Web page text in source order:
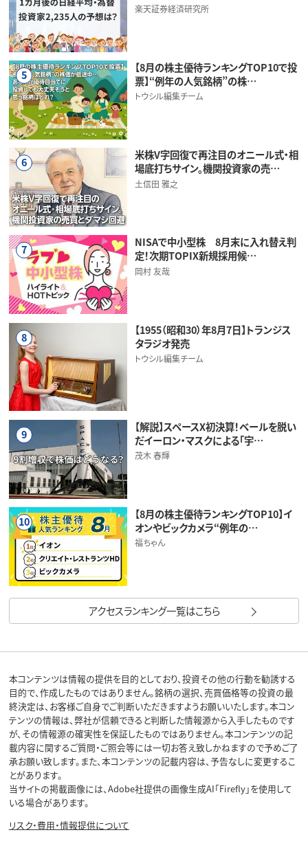
楽天証券経済研究所
5
【8月の株主優待ランキングTOP10で投
票】“例年の人気銘柄”の株…
トウシル編集チーム
6
米株V字回復で再注目のオニール式・相
場底打ちサイン。機関投資家の売…
土信田 雅之
7
NISAで中小型株 8月末に入れ替え判
定！次期TOPIX新規採用候…
岡村 友哉
8
【1955（昭和30）年8月7日】トランジス
タラジオ発売
トウシル編集チーム
9
【解説】スペースX初決算！ベールを脱い
だイーロン・マスクによる「宇…
茂木 春輝
10
【8月の株主優待ランキングTOP10】イ
オンやビックカメラ“例年の…
福ちゃん
アクセスランキング一覧はこちら
本コンテンツは情報の提供を目的としており、投資その他の行動を勧誘する
目的で、作成したものではありません。銘柄の選択、売買価格等の投資の最
終決定は、お客様ご自身でご判断いただきますようお願いいたします。本コン
テンツの情報は、弊社が信頼できると判断した情報源から入手したものです
が、その情報源の確実性を保証したものではありません。本コンテンツの記
載内容に関するご質問・ご照会等には一切お答え致しかねますので予めご了
承お願い致します。また、本コンテンツの記載内容は、予告なしに変更するこ
とがあります。
当サイトの掲載画像には、Adobe社提供の画像生成AI「Firefly」を使用して
いる場合があります。
リスク・費用・情報提供について